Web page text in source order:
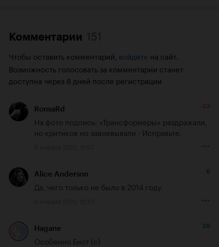
Комментарии
Чтобы оставить комментарий, войдите на сайт.
Возможность голосовать за комментарии станет
доступна через 8 дней после регистрации
RonsaRd -23
На фото подпись: «Трансформеры» раздражали,
но критиков но завоевывали - Исправьте.
Alice Anderson 6
Да, чего только не было в 2014 году.
Hagane 28
Особенно Енот (с)